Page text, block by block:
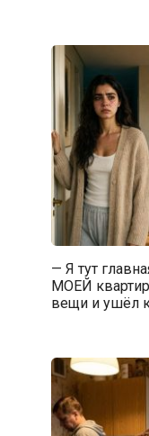
— Я тут
МОЕЙ
вещи и ушёл